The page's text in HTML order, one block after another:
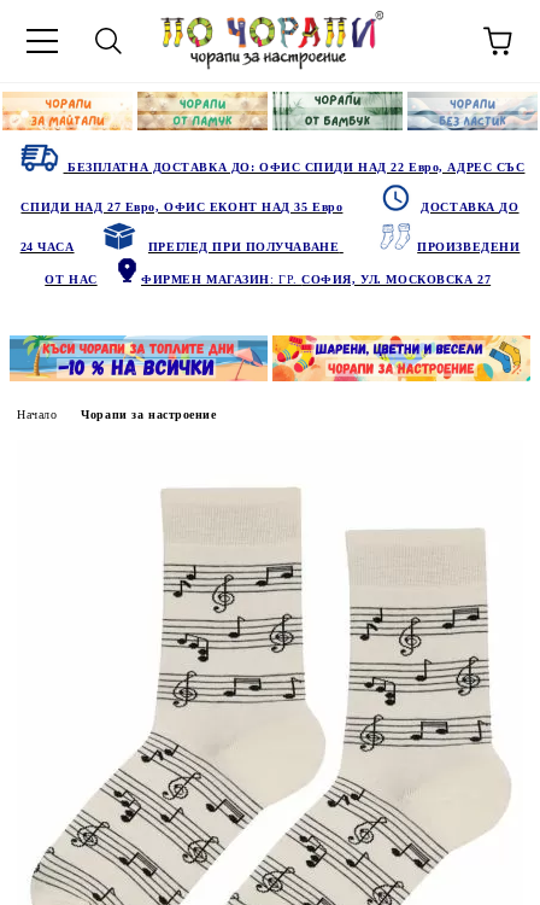
БЕЗПЛАТНА ДОСТАВКА ДО: ОФИС СПИДИ НАД 22 Евро, АДРЕС СЪС
СПИДИ НАД 27 Евро, ОФИС ЕКОНТ НАД 35 Евро ДОСТАВКА ДО
24 ЧАСА ПРЕГЛЕД ПРИ ПОЛУЧАВАНЕ ПРОИЗВЕДЕНИ
ОТ НАС ФИРМЕН МАГАЗИН: ГР.СОФИЯ, УЛ. МОСКОВСКА 27
Начало Чорапи за настроение